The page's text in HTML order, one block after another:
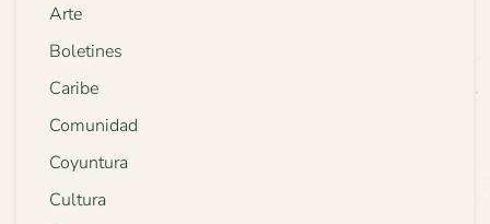
Arte
Boletines
Caribe
Comunidad
Coyuntura
Cultura